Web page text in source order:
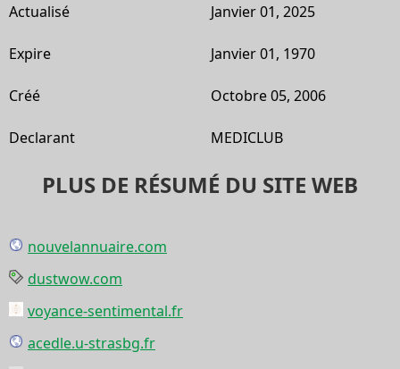
Actualisé Janvier 01, 2025
Expire Janvier 01, 1970
Créé Octobre 05, 2006
Declarant MEDICLUB
PLUS DE RÉSUMÉ DU SITE WEB
nouvelannuaire.com
dustwow.com
voyance-sentimental.fr
acedle.u-strasbg.fr